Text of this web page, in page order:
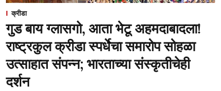
क्रीडा
गुड बाय ग्लासगो, आता भेटू अहमदाबादला!
राष्ट्रकुल क्रीडा स्पर्धेचा समारोप सोहळा
उत्साहात संपन्न; भारताच्या संस्कृतीचेही
दर्शन